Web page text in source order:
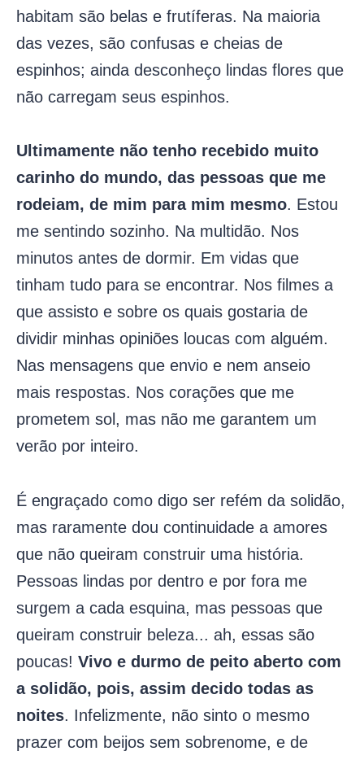
habitam são belas e frutíferas. Na maioria
das vezes, são confusas e cheias de
espinhos; ainda desconheço lindas flores que
não carregam seus espinhos.
Ultimamente não tenho recebido muito
carinho do mundo, das pessoas que me
rodeiam, de mim para mim mesmo. Estou
me sentindo sozinho. Na multidão. Nos
minutos antes de dormir. Em vidas que
tinham tudo para se encontrar. Nos filmes a
que assisto e sobre os quais gostaria de
dividir minhas opiniões loucas com alguém.
Nas mensagens que envio e nem anseio
mais respostas. Nos corações que me
prometem sol, mas não me garantem um
verão por inteiro.
É engraçado como digo ser refém da solidão,
mas raramente dou continuidade a amores
que não queiram construir uma história.
Pessoas lindas por dentro e por fora me
surgem a cada esquina, mas pessoas que
queiram construir beleza... ah, essas são
poucas! Vivo e durmo de peito aberto com
a solidão, pois, assim decido todas as
noites. Infelizmente, não sinto o mesmo
prazer com beijos sem sobrenome, e de